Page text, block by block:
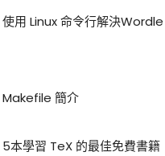
使用 Linux 命令行解決
Makefile 簡介
5本學習 TeX 的最佳免費書籍